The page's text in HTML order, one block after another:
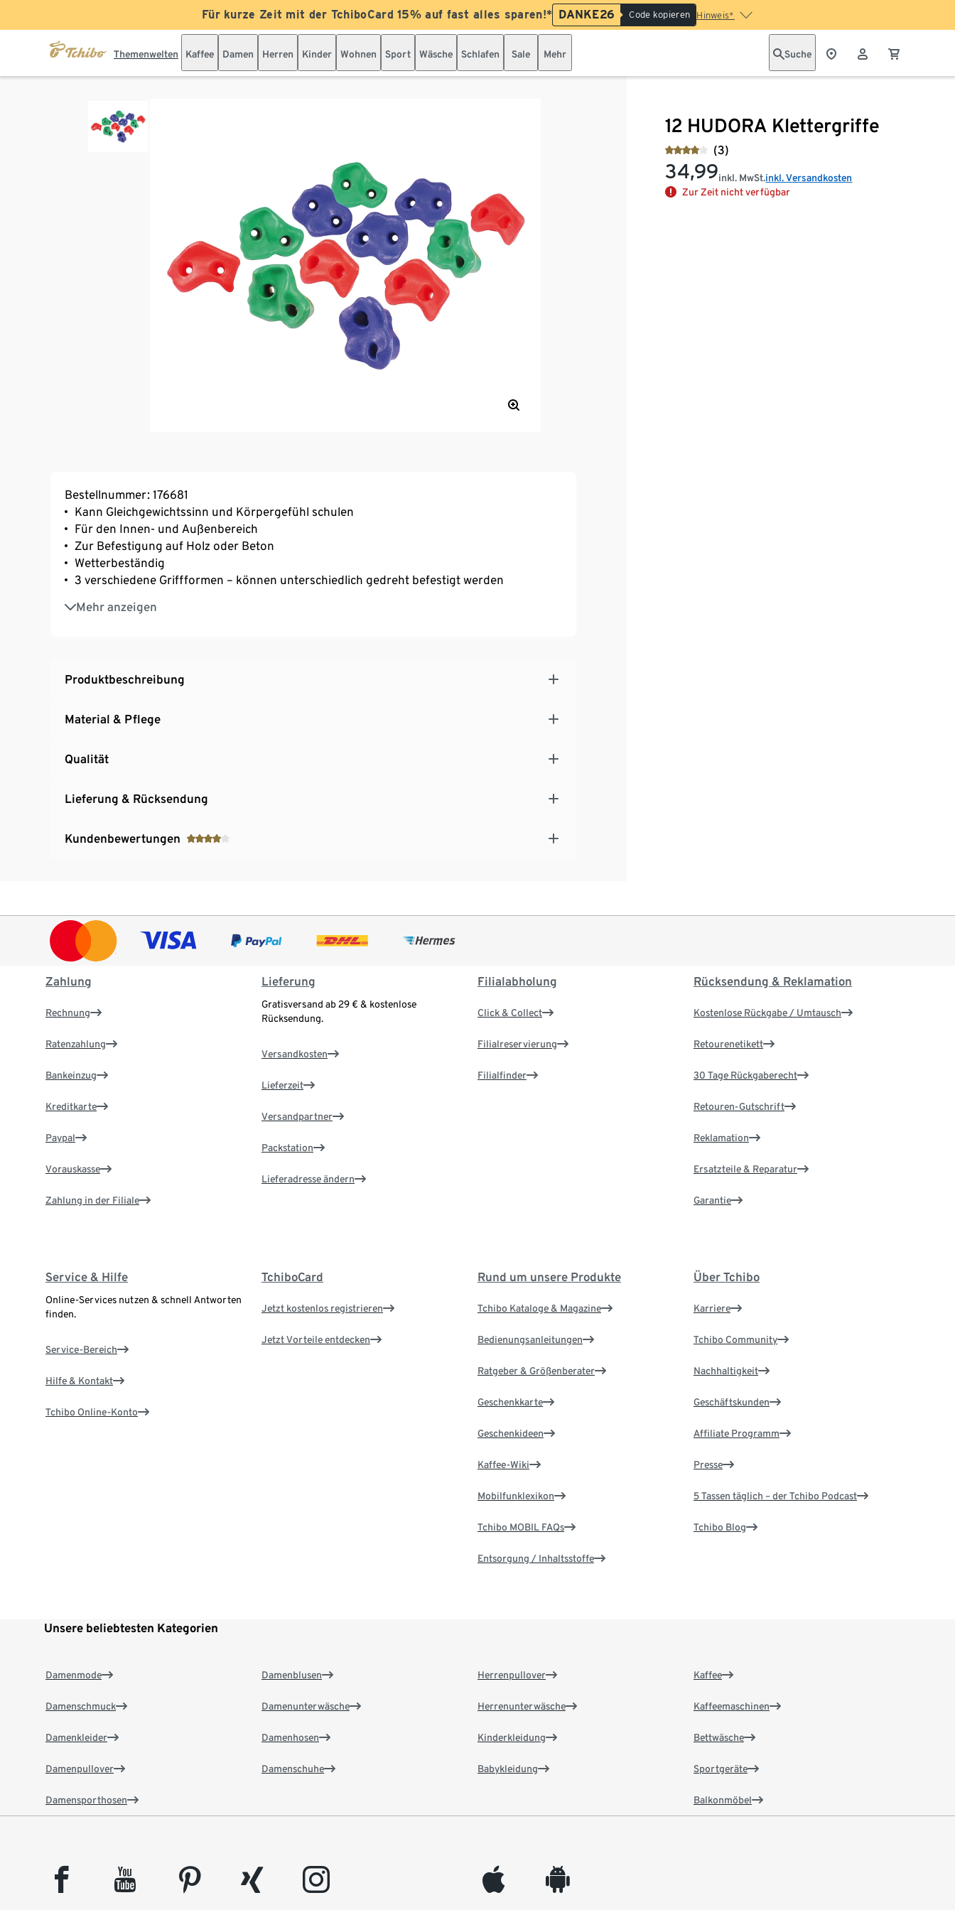
Für kurze Zeit mit der TchiboCard 15% auf fast alles sparen!* DANKE26 Code kopieren Hinweis*
Themenwelten Kaffee Damen Herren Kinder Wohnen Sport Wäsche Schlafen Sale Mehr Suche
12 HUDORA Klettergriffe
(3)
34,99inkl. MwSt.inkl. Versandkosten
Zur Zeit nicht verfügbar
Bestellnummer: 176681
Kann Gleichgewichtssinn und Körpergefühl schulen
Für den Innen- und Außenbereich
Zur Befestigung auf Holz oder Beton
Wetterbeständig
3 verschiedene Griffformen – können unterschiedlich gedreht befestigt werden
Mehr anzeigen
Abgerundete Flächen ohne einschneidende Kanten
Max. Benutzergewicht 50 kg
Produktbeschreibung
Material & Pflege
Qualität
Lieferung & Rücksendung
Kundenbewertungen
Zahlung
Rechnung
Ratenzahlung
Bankeinzug
Kreditkarte
Paypal
Vorauskasse
Zahlung in der Filiale
Lieferung
Gratisversand ab 29 € & kostenlose
Rücksendung.
Versandkosten
Lieferzeit
Versandpartner
Packstation
Lieferadresse ändern
Filialabholung
Click & Collect
Filialreservierung
Filialfinder
Rücksendung & Reklamation
Kostenlose Rückgabe / Umtausch
Retourenetikett
30 Tage Rückgaberecht
Retouren-Gutschrift
Reklamation
Ersatzteile & Reparatur
Garantie
Service & Hilfe
Online-Services nutzen & schnell Antworten
finden.
Service-Bereich
Hilfe & Kontakt
Tchibo Online-Konto
TchiboCard
Jetzt kostenlos registrieren
Jetzt Vorteile entdecken
Rund um unsere Produkte
Tchibo Kataloge & Magazine
Bedienungsanleitungen
Ratgeber & Größenberater
Geschenkkarte
Geschenkideen
Kaffee-Wiki
Mobilfunklexikon
Tchibo MOBIL FAQs
Entsorgung / Inhaltsstoffe
Über Tchibo
Karriere
Tchibo Community
Nachhaltigkeit
Geschäftskunden
Affiliate Programm
Presse
5 Tassen täglich – der Tchibo Podcast
Tchibo Blog
Unsere beliebtesten Kategorien
Damenmode
Damenschmuck
Damenkleider
Damenpullover
Damensporthosen
Damenblusen
Damenunterwäsche
Damenhosen
Damenschuhe
Herrenpullover
Herrenunterwäsche
Kinderkleidung
Babykleidung
Kaffee
Kaffeemaschinen
Bettwäsche
Sportgeräte
Balkonmöbel
facebook youtube pinterest xing instagram appleinc android